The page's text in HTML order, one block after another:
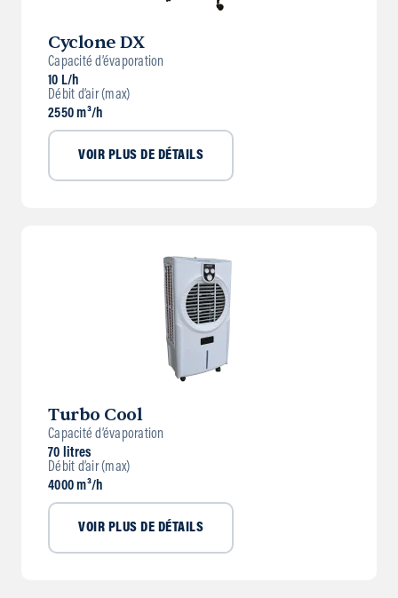
Cyclone DX
Capacité d’évaporation
10 L/h
Débit d’air (max)
2550 m³/h
VOIR PLUS DE DÉTAILS
Turbo Cool
Capacité d’évaporation
70 litres
Débit d’air (max)
4000 m³/h
VOIR PLUS DE DÉTAILS